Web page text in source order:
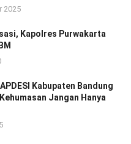
2025
Kapolres Purwakarta
Kabupaten Bandung
Jangan Hanya